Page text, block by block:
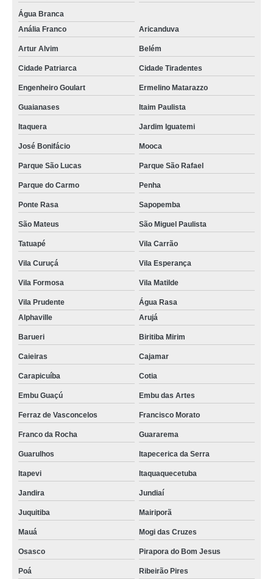
Água Branca
Anália Franco
Aricanduva
Artur Alvim Belém
Cidade Patriarca Cidade Tiradentes
Engenheiro Goulart Ermelino Matarazzo
Guaianases Itaim Paulista
Itaquera Jardim Iguatemi
José Bonifácio Mooca
Parque São Lucas Parque São Rafael
Parque do Carmo Penha
Ponte Rasa Sapopemba
São Mateus São Miguel Paulista
Tatuapé Vila Carrão
Vila Curuçá Vila Esperança
Vila Formosa Vila Matilde
Vila Prudente
Água Rasa
Alphaville
Arujá
Barueri Biritiba Mirim
Caieiras Cajamar
Carapicuíba Cotia
Embu Guaçú Embu das Artes
Ferraz de Vasconcelos Francisco Morato
Franco da Rocha Guararema
Guarulhos Itapecerica da Serra
Itapevi Itaquaquecetuba
Jandira Jundiaí
Juquitiba Mairiporã
Mauá Mogi das Cruzes
Osasco Pirapora do Bom Jesus
Poá Ribeirão Pires